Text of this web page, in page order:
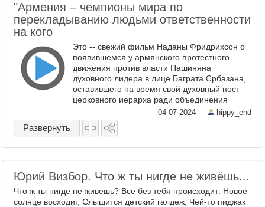
"Армения – чемпионы мира по
перекладыванию людьми ответственности
на кого
Это -- свежий фильм Наданы Фридрихсон о
появившемся у армянского протестного
движения против власти Пашиняна
духовного лидера в лице Баграта Србазана,
оставившего на время свой духовный пост
церковного иерарха ради объединения
армян для сохранения своей родины и
национальной идентичности ...
04-07-2024 — hippy_end
Развернуть
Юрий Визбор. Что ж ты нигде не живёшь...
Что ж ты нигде не живешь? Все без тебя происходит: Новое
солнце восходит, Слышится детский галдеж, Чей-то пиджак